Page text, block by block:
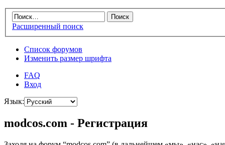
Расширенный поиск
Список форумов
Изменить размер шрифта
FAQ
Вход
Язык:
modcos.com - Регистрация